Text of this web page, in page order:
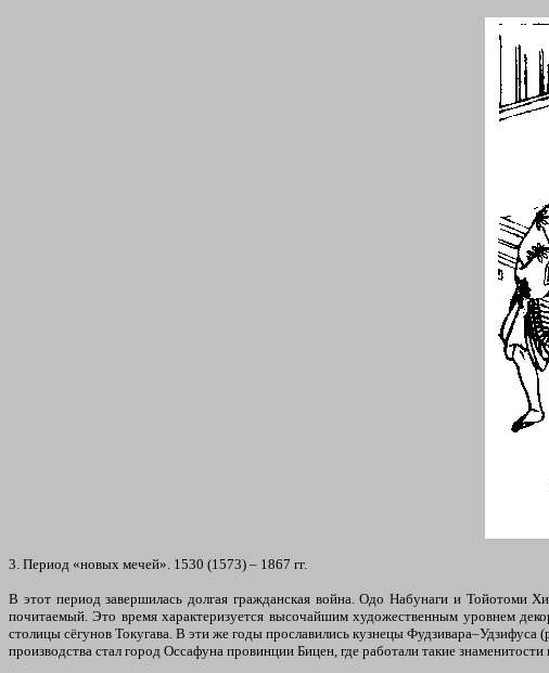
3. Период «новых мечей». 1530 (1573) – 1867 гг.
В этот период завершилась долгая гражданская война. Одо Набунаги и Тойотоми
почитаемый. Это время характеризуется высочайшим художественным уровнем
столицы сёгунов Токугава. В эти же годы прославились кузнецы
производства стал город Оссафуна провинции Бицен, где работали такие